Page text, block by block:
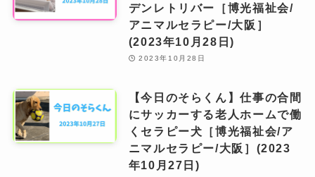
デンレトリバー［博光福祉会/
アニマルセラピー/大阪］
(2023年10月28日)
2023年10月28日
【今日のそらくん】仕事の合間
にサッカーする老人ホームで働
くセラピー犬［博光福祉会/ア
ニマルセラピー/大阪］(2023
年10月27日)